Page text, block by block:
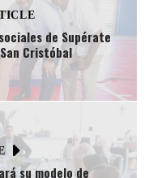
de Supérate
Cristóbal
su modelo de